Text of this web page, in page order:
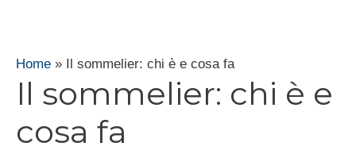
Home » Il sommelier: chi è e cosa fa
Il sommelier: chi è e
cosa fa